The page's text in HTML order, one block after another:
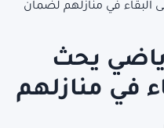
البقاء في منازلهم لضمان
يحث
في منازلهم